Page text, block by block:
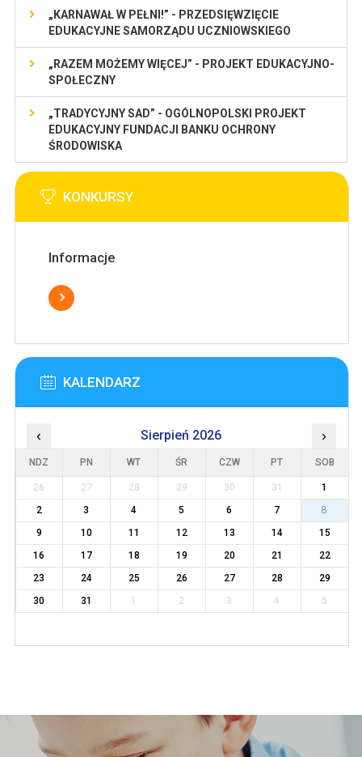
„KARNAWAŁ W PEŁNI!” - PRZEDSIĘWZIĘCIE
EDUKACYJNE SAMORZĄDU UCZNIOWSKIEGO
„RAZEM MOŻEMY WIĘCEJ” - PROJEKT EDUKACYJNO-
SPOŁECZNY
„TRADYCYJNY SAD” - OGÓLNOPOLSKI PROJEKT
EDUKACYJNY FUNDACJI BANKU OCHRONY
ŚRODOWISKA
KONKURSY
Informacje
KALENDARZ
‹ Sierpień 2026 ›
NDZ PN WT ŚR CZW PT SOB
26 27 28 29 30 31
1
2
3 4 5 6 7
8
9
10 11 12 13 14
15
16
17 18 19 20 21
22
23
24 25 26 27 28
29
30
31 1 2 3 4 5